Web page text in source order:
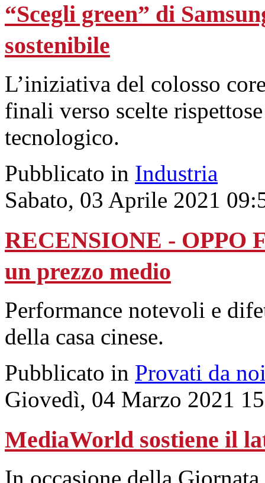
“Scegli green” di
sostenibile
L’iniziativa del colosso
finali verso scelte
tecnologico.
Pubblicato in Industria
Sabato, 03 Aprile 2021
RECENSIONE - OPPO
un prezzo medio
Performance notevoli e
della casa cinese.
Pubblicato in Provati da
Giovedì, 04 Marzo 2021
MediaWorld sostiene il
In occasione della